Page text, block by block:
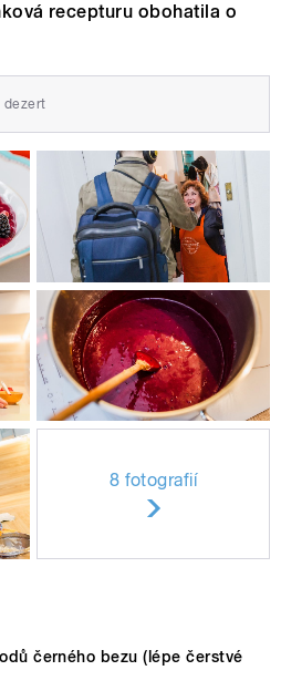
recepturu obohatila o
dezert
8 fotografií
černého bezu (lépe čerstvé